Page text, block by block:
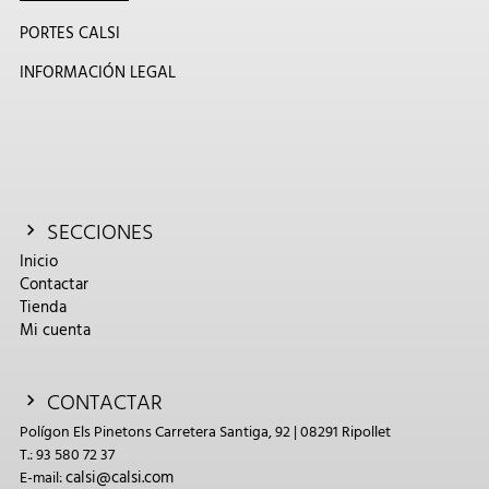
PORTES CALSI
INFORMACIÓN LEGAL
SECCIONES
Inicio
Contactar
Tienda
Mi cuenta
CONTACTAR
Polígon Els Pinetons Carretera Santiga, 92 | 08291 Ripollet
T.: 93 580 72 37
E-mail:calsi@calsi.com